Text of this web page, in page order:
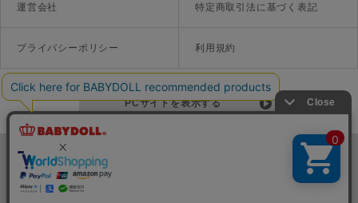
運営会社 特定商取引法に基づく表記
プライバシーポリシー 利用規約
PCサイトを表示する
©Disney ©Disney/Pixar ©Disney. Based on the "Winnie the Pooh" works by A.A. Milne and E.H. Shepard.